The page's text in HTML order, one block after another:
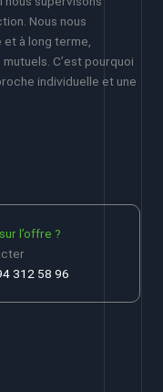
Nous nous
à long terme,
C’est pourquoi
individuelle et une
l’offre ?
312 58 96